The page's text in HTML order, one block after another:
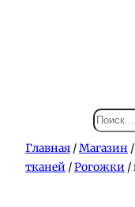
Поиск
Главная /Магазин /
тканей /Рогожки /